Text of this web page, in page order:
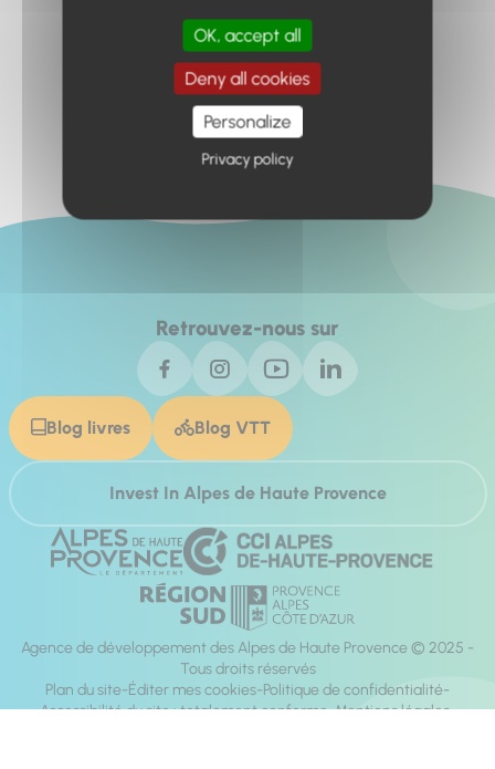
Retour à l'accueil
Retrouvez-nous sur
Blog livres Blog VTT
Invest In Alpes de Haute Provence
Agence de développement des Alpes de Haute Provence © 2025 -
Tous droits réservés
Plan du site Éditer mes cookies Politique de confidentialité
Accessibilité du site : totalement conforme Mentions légales
OK, accept all
Deny all cookies
Personalize
Privacy policy